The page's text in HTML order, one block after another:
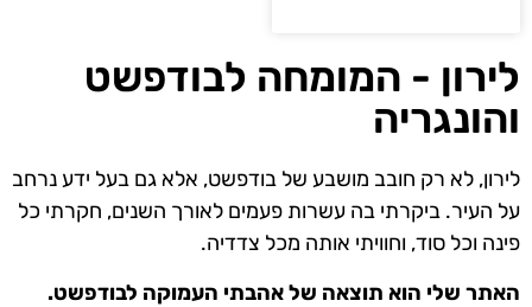
לירון - המומחה לבודפשט
והונגריה
לירון, לא רק חובב מושבע של בודפשט, אלא גם בעל ידע נרחב
על העיר. ביקרתי בה עשרות פעמים לאורך השנים, חקרתי כל
פינה וכל סוד, וחוויתי אותה מכל צדדיה.
האתר שלי הוא תוצאה של אהבתי העמוקה לבודפשט.